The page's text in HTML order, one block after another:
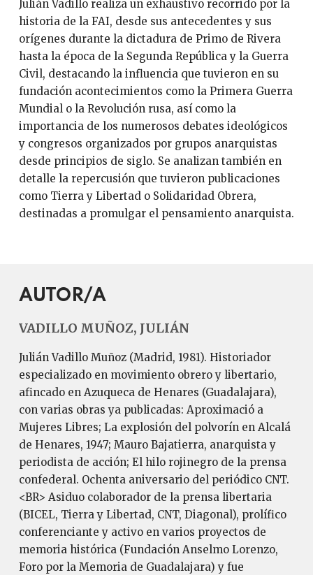
Julián Vadillo realiza un exhaustivo recorrido por la
historia de la FAI, desde sus antecedentes y sus
orígenes durante la dictadura de Primo de Rivera
hasta la época de la Segunda República y la Guerra
Civil, destacando la influencia que tuvieron en su
fundación acontecimientos como la Primera Guerra
Mundial o la Revolución rusa, así como la
importancia de los numerosos debates ideológicos
y congresos organizados por grupos anarquistas
desde principios de siglo. Se analizan también en
detalle la repercusión que tuvieron publicaciones
como Tierra y Libertad o Solidaridad Obrera,
destinadas a promulgar el pensamiento anarquista.
AUTOR/A
VADILLO MUÑOZ, JULIÁN
Julián Vadillo Muñoz (Madrid, 1981). Historiador
especializado en movimiento obrero y libertario,
afincado en Azuqueca de Henares (Guadalajara),
con varias obras ya publicadas: Aproximació a
Mujeres Libres; La explosión del polvorín en Alcalá
de Henares, 1947; Mauro Bajatierra, anarquista y
periodista de acción; El hilo rojinegro de la prensa
confederal. Ochenta aniversario del periódico CNT.
<BR> Asiduo colaborador de la prensa libertaria
(BICEL, Tierra y Libertad, CNT, Diagonal), prolífico
conferenciante y activo en varios proyectos de
memoria histórica (Fundación Anselmo Lorenzo,
Foro por la Memoria de Guadalajara) y fue